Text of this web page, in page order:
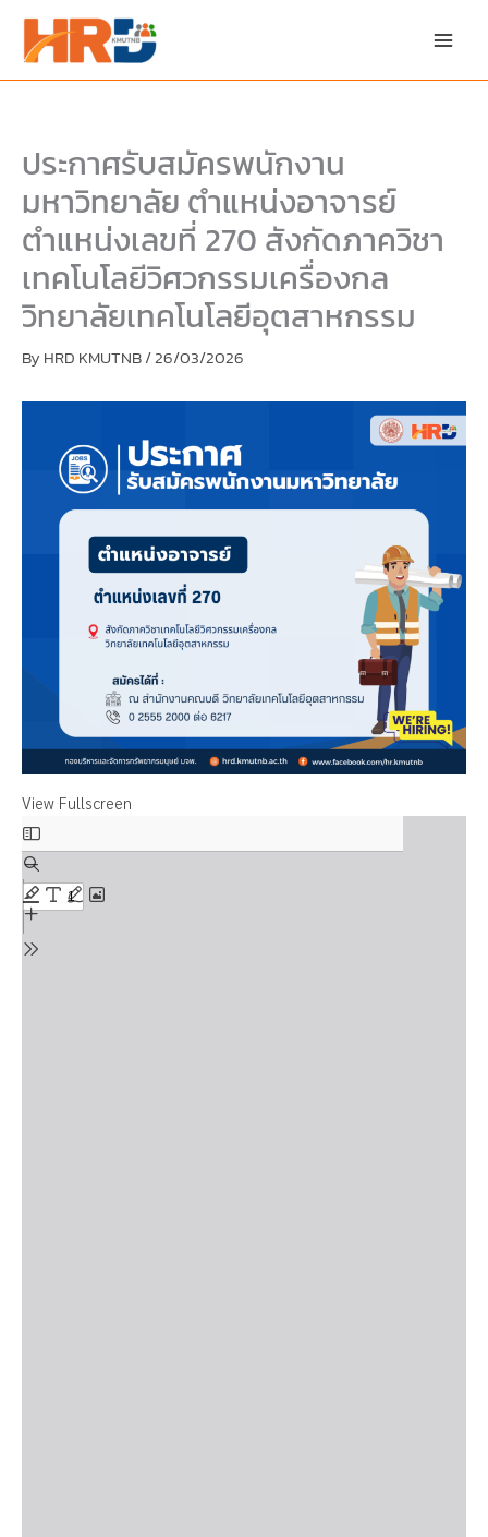
content
ประกาศรับสมัครพนักงาน
มหาวิทยาลัย ตำแหน่งอาจารย์
ตำแหน่งเลขที่ 270 สังกัดภาควิชา
เทคโนโลยีวิศวกรรมเครื่องกล
วิทยาลัยเทคโนโลยีอุตสาหกรรม
By HRD KMUTNB/26/03/2026
View Fullscreen
PDF